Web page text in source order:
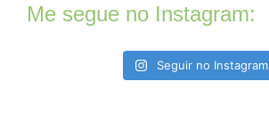
Me segue no Instagram:
Seguir no Instagram